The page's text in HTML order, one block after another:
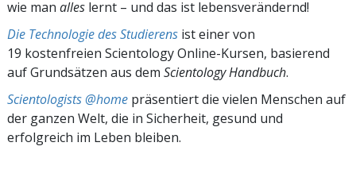
wie man alles lernt – und das ist lebensverändernd!
Die Technologie des Studierens ist einer von
19 kostenfreien Scientology Online-Kursen, basierend
auf Grundsätzen aus dem Scientology Handbuch.
Scientologists @home präsentiert die vielen Menschen auf
der ganzen Welt, die in Sicherheit, gesund und
erfolgreich im Leben bleiben.